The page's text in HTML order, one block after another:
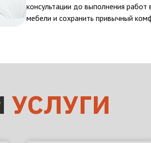
консультации до выполнения
мебели и сохранить привычный
УСЛУГИ